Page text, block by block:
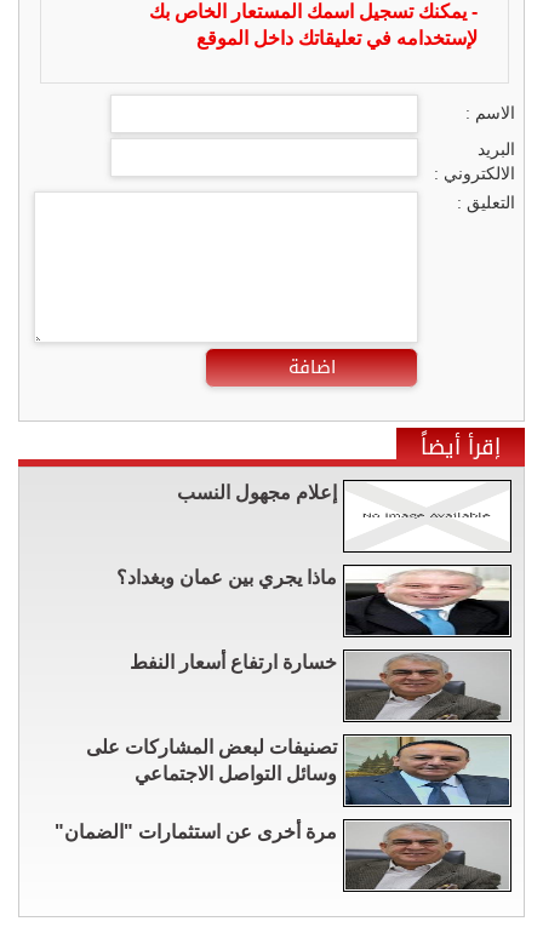
- يمكنك تسجيل اسمك المستعار الخاص بك
لإستخدامه في تعليقاتك داخل الموقع
الاسم :
البريد
الالكتروني :
التعليق :
اضافة
إقرأ أيضاً
إعلام مجهول النسب
ماذا يجري بين عمان وبغداد؟
خسارة ارتفاع أسعار النفط
تصنيفات لبعض المشاركات على
وسائل التواصل الاجتماعي
مرة أخرى عن استثمارات "الضمان"